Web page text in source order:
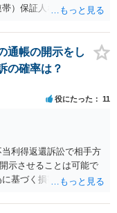
）保証人などにならな
通帳の開示をし
の確率は？
役にたった 11
利得返還訴訟で相手方
示させることは可能で
基づく損害賠償請求の
網羅的な探索的調査と